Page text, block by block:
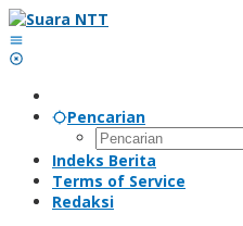
Lewati
ke
konten
Pencarian
Indeks Berita
Terms of Service
Redaksi